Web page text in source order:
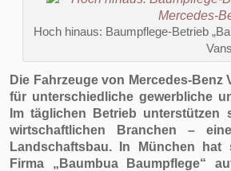
Hoch hinaus: Baumpflege-Betrieb
Die Fahrzeuge von Mercedes-
für unterschiedliche gewerbliche
Im täglichen Betrieb unterstützen
wirtschaftlichen Branchen –
Landschaftsbau. In München
Firma „Baumbua Baumpflege“